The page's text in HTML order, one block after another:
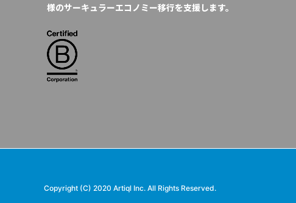
様のサーキュラーエコノミー移行を支援します。
Copyright (C) 2020 Artiql Inc. All Rights Reserved.